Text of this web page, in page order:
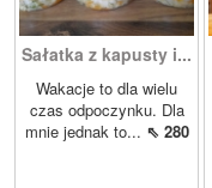
Sałatka z kapusty i...
Wakacje to dla wielu
czas odpoczynku. Dla
mnie jednak to... ⇖ 280